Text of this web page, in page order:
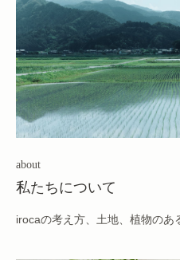
about
私たちについて
irocaの考え方、土地、植物のあ